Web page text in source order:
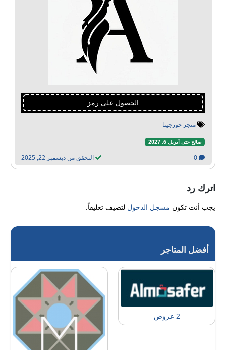
الحصول على رمز
متجر جورجينا
صالح حتى أبريل 6, 2027
التحقق من ديسمبر 22, 2025 0
اترك رد
يجب أنت تكون مسجل الدخول لتضيف تعليقاً.
أفضل المتاجر
2 عروض